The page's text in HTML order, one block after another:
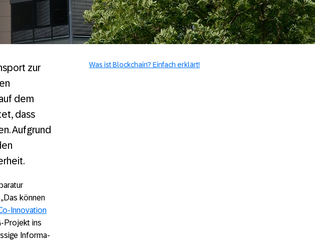
zur
dem
dass
Aufgrund
können
Innovation
Projekt ins
Informa­
Was ist Blockchain? Einfach erklärt!